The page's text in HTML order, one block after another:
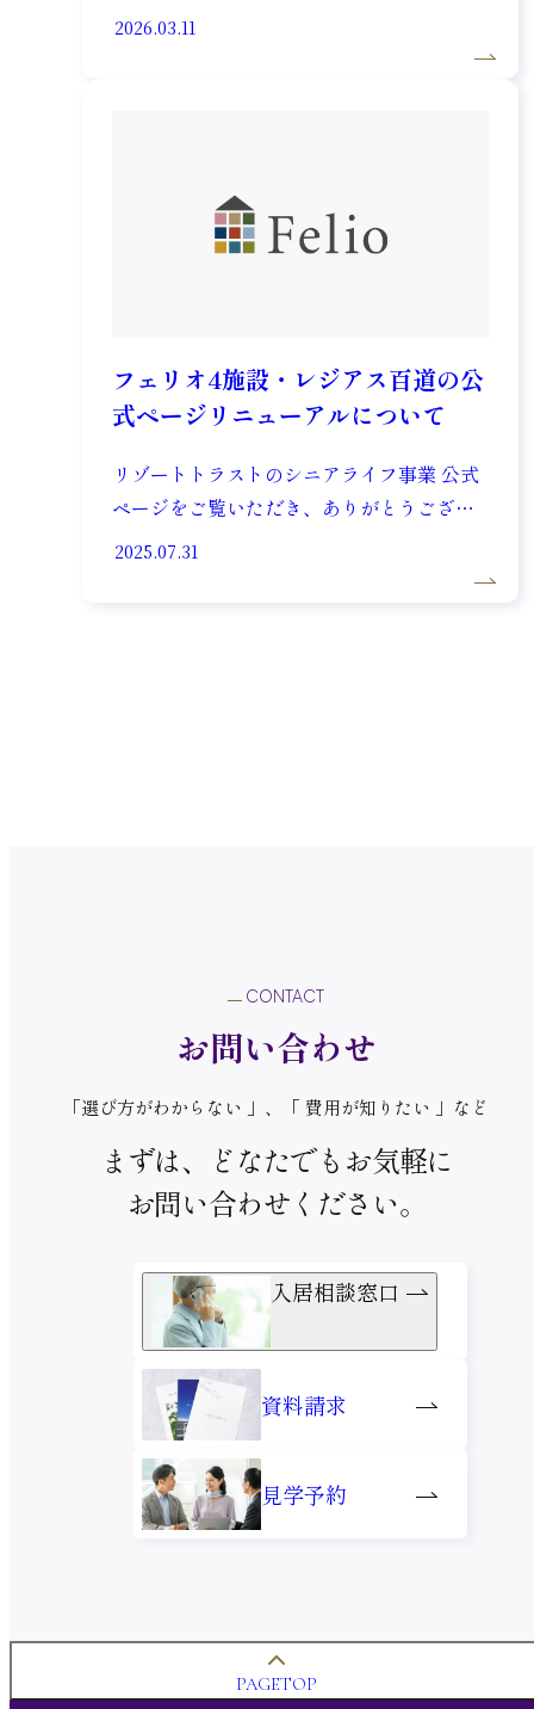
ィックレジデンス ザ・ガーデン南平台の機
2026.03.11
フェリオ4施設・レジアス百道の公
式ページリニューアルについて
リゾートトラストのシニアライフ事業 公式
ページをご覧いただき、ありがとうござい
ます。 2025年7月、フェリオ4施設とレジア
2025.07.31
CONTACT
お問い合わせ
「選び方がわからない 」、「 費用が知りたい 」など
まずは、どなたでもお気軽に
お問い合わせください。
入居相談窓口
資料請求
見学予約
PAGETOP